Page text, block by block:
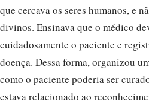
que cercava os seres humanos, e
divinos. Ensinava que o médico
cuidadosamente o paciente e
doença. Dessa forma, organizou
como o paciente poderia ser
estava relacionado ao